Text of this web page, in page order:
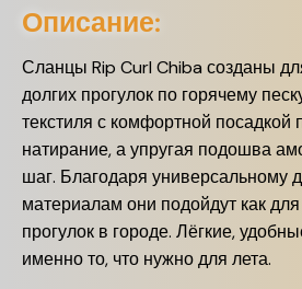
Описание:
Сланцы Rip Curl Chiba созданы
долгих прогулок по горячему
текстиля с комфортной посадкой
натирание, а упругая подошва
шаг. Благодаря универсальному
материалам они подойдут как
прогулок в городе. Лёгкие,
именно то, что нужно для лета.